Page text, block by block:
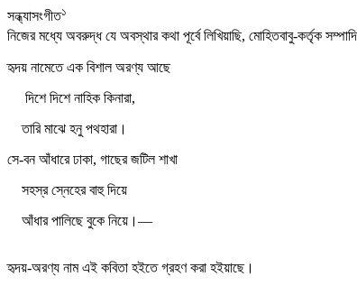
সন্ধ্যাসংগীত১
নিজের মধ্যে অবরুদ্ধ যে অবস্থার কথা পূর্বে লিখিয়াছি, মোহিতবাবু-কর্তৃক
হৃদয় নামেতে এক বিশাল অরণ্য আছে
দিশে দিশে নাহিক কিনারা,
তারি মাঝে হনু পথহারা।
সে-বন আঁধারে ঢাকা, গাছের জটিল শাখা
সহস্র স্নেহের বাহু দিয়ে
আঁধার পালিছে বুকে নিয়ে।—
হৃদয়-অরণ্য নাম এই কবিতা হইতে গ্রহণ করা হইয়াছে।